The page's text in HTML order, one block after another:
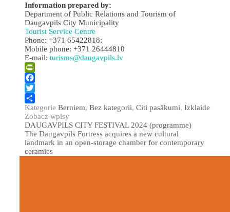
Information prepared by:
Department of Public Relations and Tourism of
Daugavpils City Municipality
Tourist Service Centre
Phone: +371 65422818:
Mobile phone: +371 26444810
E-mail: turisms@daugavpils.lv
PrintFriendly
Facebook
Twitter
Share
Kategorie Berniem, Bez kategorii, Citi pasākumi, Izklaide
Zobacz wpisy
DAUGAVPILS CITY FESTIVAL 2024 (programme)
The Daugavpils Fortress acquires a new cultural
landmark in an open-storage chamber for contemporary
ceramics